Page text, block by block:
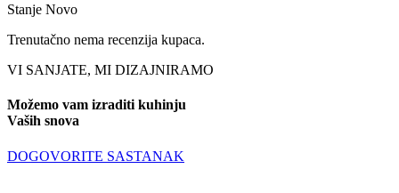
Stanje Novo
Trenutačno nema recenzija kupaca.
VI SANJATE, MI DIZAJNIRAMO
Možemo vam izraditi kuhinju
Vaših snova
DOGOVORITE SASTANAK